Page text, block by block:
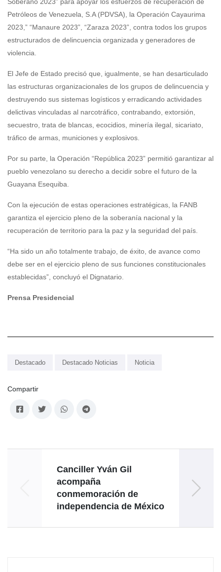
Petróleos de Venezuela, S.A (PDVSA), la Operación Cayaurima
2023,” “Manaure 2023”, “Zaraza 2023”, contra todos los grupos
estructurados de delincuencia organizada y generadores de
violencia.
El Jefe de Estado precisó que, igualmente, se han desarticulado
las estructuras organizacionales de los grupos de delincuencia y
destruyendo sus sistemas logísticos y erradicando actividades
delictivas vinculadas al narcotráfico, contrabando, extorsión,
secuestro, trata de blancas, ecocidios, minería ilegal, sicariato,
tráfico de armas, municiones y explosivos.
Por su parte, la Operación “República 2023” permitió garantizar al
pueblo venezolano su derecho a decidir sobre el futuro de la
Guayana Esequiba.
Con la ejecución de estas operaciones estratégicas, la FANB
garantiza el ejercicio pleno de la soberanía nacional y la
recuperación de territorio para la paz y la seguridad del país.
“Ha sido un año totalmente trabajo, de éxito, de avance como
debe ser en el ejercicio pleno de sus funciones constitucionales
establecidas”, concluyó el Dignatario.
Prensa Presidencial
Destacado Destacado Noticias Noticia
Compartir
Canciller Yván Gil
acompaña
conmemoración de
independencia de México